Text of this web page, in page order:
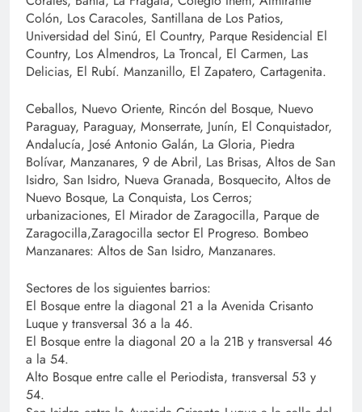
Colón, Los Caracoles, Santillana de Los Patios,
Universidad del Sinú, El Country, Parque Residencial El
Country, Los Almendros, La Troncal, El Carmen, Las
Delicias, El Rubí. Manzanillo, El Zapatero, Cartagenita.
Ceballos, Nuevo Oriente, Rincón del Bosque, Nuevo
Paraguay, Paraguay, Monserrate, Junín, El Conquistador,
Andalucía, José Antonio Galán, La Gloria, Piedra
Bolívar, Manzanares, 9 de Abril, Las Brisas, Altos de San
Isidro, San Isidro, Nueva Granada, Bosquecito, Altos de
Nuevo Bosque, La Conquista, Los Cerros;
urbanizaciones, El Mirador de Zaragocilla, Parque de
Zaragocilla,Zaragocilla sector El Progreso. Bombeo
Manzanares: Altos de San Isidro, Manzanares.
Sectores de los siguientes barrios:
El Bosque entre la diagonal 21 a la Avenida Crisanto
Luque y transversal 36 a la 46.
El Bosque entre la diagonal 20 a la 21B y transversal 46
a la 54.
Alto Bosque entre calle el Periodista, transversal 53 y
54.